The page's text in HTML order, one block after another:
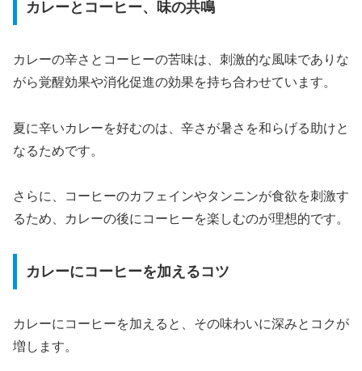
カレーとコーヒー、味の共鳴
カレーの辛さとコーヒーの苦味は、刺激的な風味でありな
がら覚醒効果や消化促進の効果を持ち合わせています。
夏に辛いカレーを好むのは、辛さが暑さを和らげる助けと
なるためです。
さらに、コーヒーのカフェインやタンニンが食欲を刺激す
るため、カレーの後にコーヒーを楽しむのが理想的です。
カレーにコーヒーを加えるコツ
カレーにコーヒーを加えると、その味わいに深みとコクが
増します。